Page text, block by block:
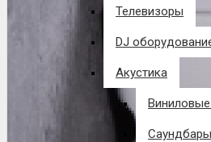
Телевизоры
DJ
Акустика
Саундбары